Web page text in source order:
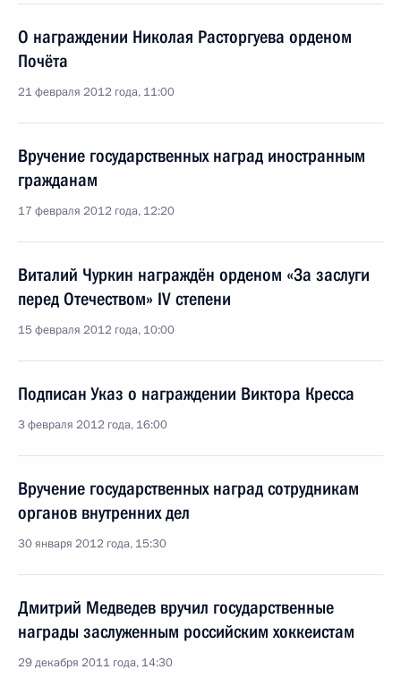
О награждении Николая Расторгуева орденом
Почёта
21 февраля 2012 года, 11:00
Вручение государственных наград иностранным
гражданам
17 февраля 2012 года, 12:20
Виталий Чуркин награждён орденом «За заслуги
перед Отечеством» IV степени
15 февраля 2012 года, 10:00
Подписан Указ о награждении Виктора Кресса
3 февраля 2012 года, 16:00
Вручение государственных наград сотрудникам
органов внутренних дел
30 января 2012 года, 15:30
Дмитрий Медведев вручил государственные
награды заслуженным российским хоккеистам
29 декабря 2011 года, 14:30